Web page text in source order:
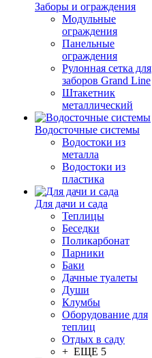
Заборы и ограждения
Модульные
ограждения
Панельные
ограждения
Рулонная сетка для
заборов Grand Line
Штакетник
металлический
Водосточные системы
Водостоки из
металла
Водостоки из
пластика
Для дачи и сада
Теплицы
Беседки
Поликарбонат
Парники
Баки
Дачные туалеты
Души
Клумбы
Оборудование для
теплиц
Отдых в саду
+ ЕЩЕ 5